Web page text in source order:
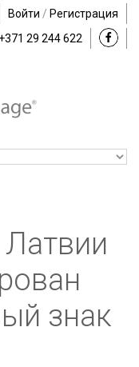
Войти / Регистрация
+371 29 244 622
Латвии
знак